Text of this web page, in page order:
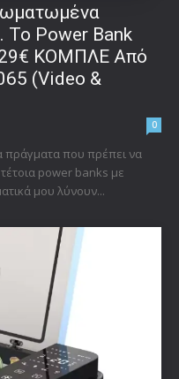
Το Power Bank
29€ ΚΟΜΠΛΕ Από
(Video &
0
πράγματα που πρέπει να
power banks με
μου λύνουν...